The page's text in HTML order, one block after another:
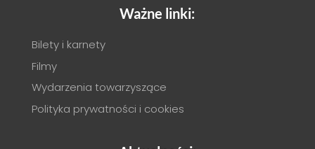
Ważne linki:
Bilety i karnety
Filmy
Wydarzenia towarzyszące
Polityka prywatności i cookies